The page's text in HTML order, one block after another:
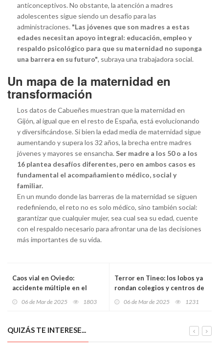
anticonceptivos. No obstante, la atención a madres
adolescentes sigue siendo un desafío para las
administraciones. "Las jóvenes que son madres a estas
edades necesitan apoyo integral: educación, empleo y
respaldo psicológico para que su maternidad no suponga
una barrera en su futuro", subraya una trabajadora social.
Un mapa de la maternidad en
transformación
Los datos de Cabueñes muestran que la maternidad en
Gijón, al igual que en el resto de España, está evolucionando
y diversificándose. Si bien la edad media de maternidad sigue
aumentando y supera los 32 años, la brecha entre madres
jóvenes y mayores se ensancha. Ser madre a los 50 o a los
16 plantea desafíos diferentes, pero en ambos casos es
fundamental el acompañamiento médico, social y
familiar.
En un mundo donde las barreras de la maternidad se siguen
redefiniendo, el reto no es solo médico, sino también social:
garantizar que cualquier mujer, sea cual sea su edad, cuente
con el respaldo necesario para afrontar una de las decisiones
más importantes de su vida.
Caos vial en Oviedo:
accidente múltiple en el
06 de Mar de 2025 1803
Terror en Tineo: los lobos ya
rondan colegios y centros de
06 de Mar de 2025 1231
QUIZÁS TE INTERESE...